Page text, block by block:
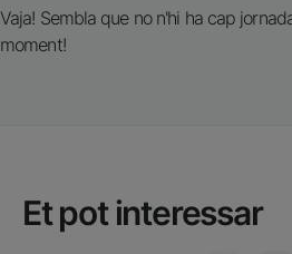
Vaja! Sembla que no n'hi ha cap
moment!
Et pot interessar